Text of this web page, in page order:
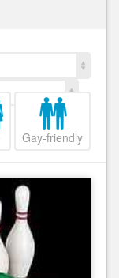
Gay-friendly